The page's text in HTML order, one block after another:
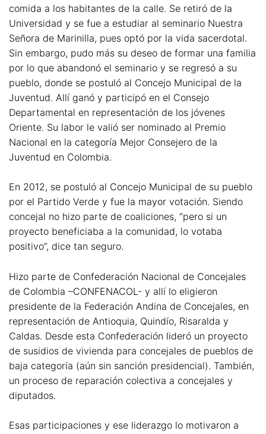
comida a los habitantes de la calle. Se retiró de la
Universidad y se fue a estudiar al seminario Nuestra
Señora de Marinilla, pues optó por la vida sacerdotal.
Sin embargo, pudo más su deseo de formar una familia
por lo que abandonó el seminario y se regresó a su
pueblo, donde se postuló al Concejo Municipal de la
Juventud. Allí ganó y participó en el Consejo
Departamental en representación de los jóvenes
Oriente. Su labor le valió ser nominado al Premio
Nacional en la categoría Mejor Consejero de la
Juventud en Colombia.
En 2012, se postuló al Concejo Municipal de su pueblo
por el Partido Verde y fue la mayor votación. Siendo
concejal no hizo parte de coaliciones, “pero si un
proyecto beneficiaba a la comunidad, lo votaba
positivo”, dice tan seguro.
Hizo parte de Confederación Nacional de Concejales
de Colombia –CONFENACOL- y allí lo eligieron
presidente de la Federación Andina de Concejales, en
representación de Antioquia, Quindío, Risaralda y
Caldas. Desde esta Confederación lideró un proyecto
de susidios de vivienda para concejales de pueblos de
baja categoría (aún sin sanción presidencial). También,
un proceso de reparación colectiva a concejales y
diputados.
Esas participaciones y ese liderazgo lo motivaron a